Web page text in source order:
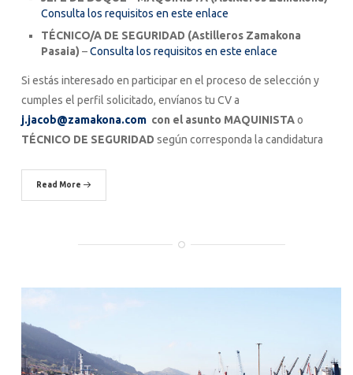
Consulta los requisitos en este enlace
TÉCNICO/A DE SEGURIDAD (Astilleros Zamakona
Pasaia) –Consulta los requisitos en este enlace
Si estás interesado en participar en el proceso de selección y
cumples el perfil solicitado, envíanos tu CV a
j.jacob@zamakona.com con el asunto MAQUINISTAo
TÉCNICO DE SEGURIDAD según corresponda la candidatura
Read More